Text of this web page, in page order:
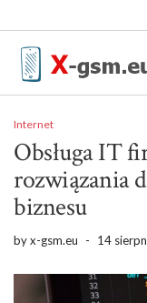
Internet
Obsługa IT
rozwiązania
biznesu
byx-gsm.eu - 14